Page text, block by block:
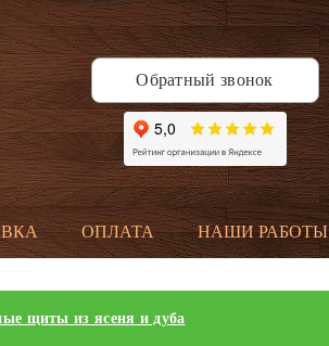
Обратный звонок
ОПЛАТА НАШИ РАБОТЫ
щиты из ясеня и дуба